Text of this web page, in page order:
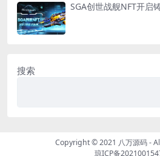
SGA创世战舰NFT开启
搜索
Copyright © 2021 八万源码-
琼ICP备